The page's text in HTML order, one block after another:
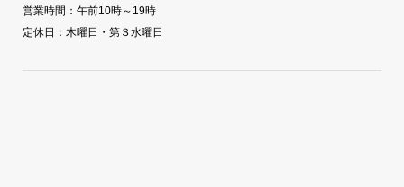
営業時間：午前10時～19時
定休日：木曜日・第３水曜日